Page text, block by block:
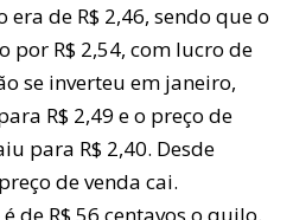
de R$ 2,46, sendo que o
R$ 2,54, com lucro de
se inverteu em janeiro,
R$ 2,49 e o preço de
para R$ 2,40. Desde
de venda cai.
de R$ 56 centavos o quilo.